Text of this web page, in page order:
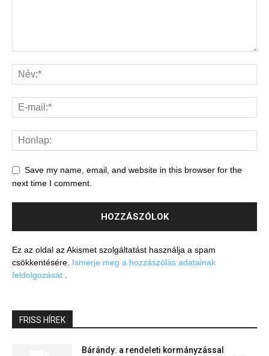
Save my name, email, and website in this browser for the
next time I comment.
Ez az oldal az Akismet szolgáltatást használja a spam
csökkentésére. Ismerje meg a hozzászólás adatainak
feldolgozását
FRISS HÍREK
Bárándy: a rendeleti kormányzással